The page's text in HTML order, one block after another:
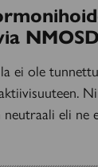
ei ole
eli ne